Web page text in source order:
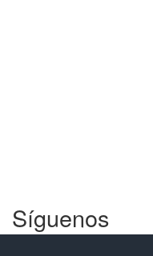
Síguenos